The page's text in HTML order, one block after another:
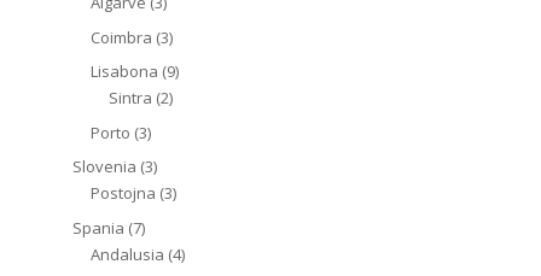
Coimbra (3)
Lisabona (9)
Sintra (2)
Porto (3)
Slovenia (3)
Postojna (3)
Spania (7)
Andalusia (4)